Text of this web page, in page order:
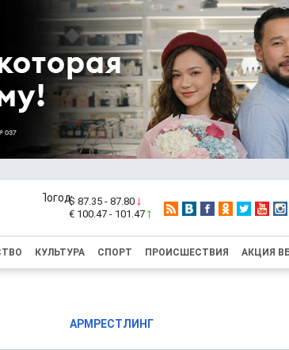
$ 87.35 - 87.80
€ 100.47 - 101.47
КУЛЬТУРА СПОРТ ПРОИСШЕСТВИЯ АКЦИЯ
АРМРЕСТЛИНГ